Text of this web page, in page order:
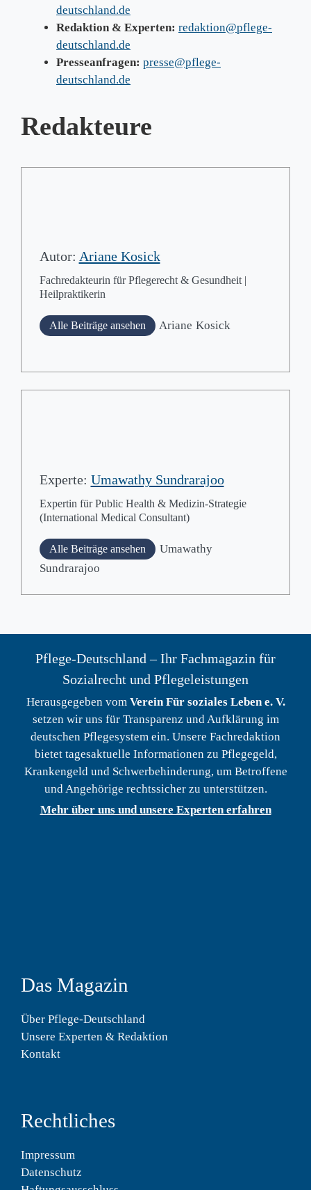
deutschland.de
Redaktion & Experten: redaktion@pflege-
deutschland.de
Presseanfragen: presse@pflege-
deutschland.de
Redakteure
Autor: Ariane Kosick
Fachredakteurin für Pflegerecht & Gesundheit |
Heilpraktikerin
Alle Beiträge ansehen Ariane Kosick
Experte: Umawathy Sundrarajoo
Expertin für Public Health & Medizin-Strategie
(International Medical Consultant)
Alle Beiträge ansehen
Umawathy
Sundrarajoo
Pflege-Deutschland – Ihr Fachmagazin für
Sozialrecht und Pflegeleistungen
Herausgegeben vom Verein Für soziales Leben e. V.
setzen wir uns für Transparenz und Aufklärung im
deutschen Pflegesystem ein. Unsere Fachredaktion
bietet tagesaktuelle Informationen zu Pflegegeld,
Krankengeld und Schwerbehinderung, um Betroffene
und Angehörige rechtssicher zu unterstützen.
Mehr über uns und unsere Experten erfahren
Das Magazin
Über Pflege-Deutschland
Unsere Experten & Redaktion
Kontakt
Rechtliches
Impressum
Datenschutz